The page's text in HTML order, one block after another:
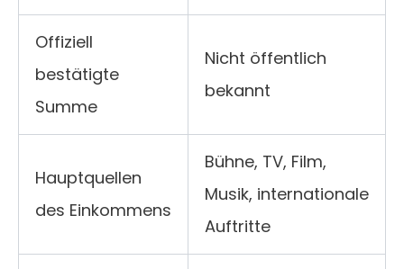
Offiziell
bestätigte
Summe
Nicht öffentlich
bekannt
Hauptquellen
des Einkommens
Bühne, TV, Film,
Musik, internationale
Auftritte